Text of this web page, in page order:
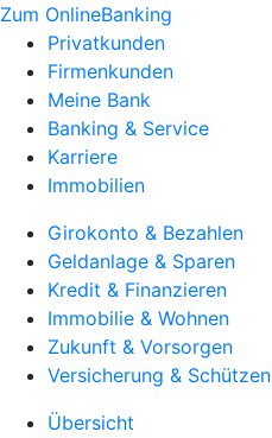
Zum OnlineBanking
Privatkunden
Firmenkunden
Meine Bank
Banking & Service
Karriere
Immobilien
Girokonto & Bezahlen
Geldanlage & Sparen
Kredit & Finanzieren
Immobilie & Wohnen
Zukunft & Vorsorgen
Versicherung & Schützen
Übersicht